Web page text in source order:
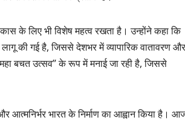
के लिए भी विशेष महत्व रखता है। उन्होंने कहा कि
की गई है, जिससे देशभर में व्यापारिक वातावरण और
बचत उत्सव” के रूप में मनाई जा रही है, जिससे
आत्मनिर्भर भारत के निर्माण का आह्वान किया है।